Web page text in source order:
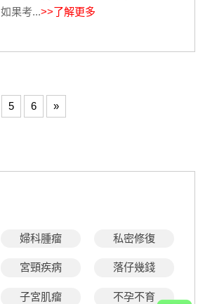
果考...>>了解更多
5 6 »
婦科腫瘤 私密修復
宮頸疾病 落仔幾錢
子宮肌瘤 不孕不育